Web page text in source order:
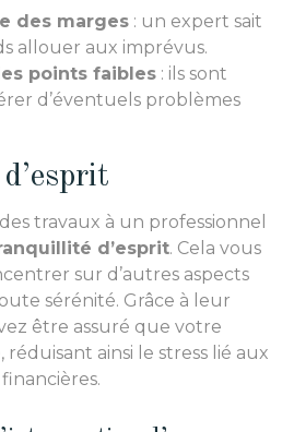
des marges : un expert sait
allouer aux imprévus.
points faibles : ils sont
d’éventuels problèmes
travaux à un professionnel
d’esprit. Cela vous
sur d’autres aspects
sérénité. Grâce à leur
être assuré que votre
ainsi le stress lié aux